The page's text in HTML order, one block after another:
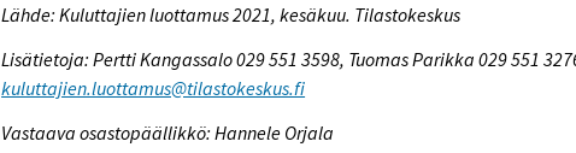
Lähde: Kuluttajien luottamus 2021, kesäkuu. Tilastokeskus
Lisätietoja: Pertti Kangassalo 029 551 3598, Tuomas Parikka 029 551
kuluttajien.luottamus@tilastokeskus.fi
Vastaava osastopäällikkö: Hannele Orjala